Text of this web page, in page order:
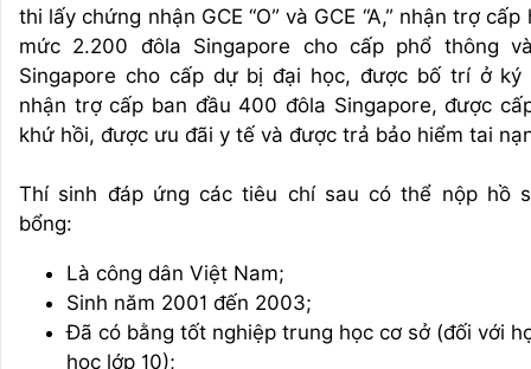
thi lấy chứng nhận GCE “O” và GCE “A,” nhận trợ
mức 2.200 đôla Singapore cho cấp phổ thông
Singapore cho cấp dự bị đại học, được bố trí ở ký
nhận trợ cấp ban đầu 400 đôla Singapore, được
khứ hồi, được ưu đãi y tế và được trả bảo hiểm tai
Thí sinh đáp ứng các tiêu chí sau có thể nộp hồ
bổng:
Là công dân Việt Nam;
Sinh năm 2001 đến 2003;
Đã có bằng tốt nghiệp trung học cơ sở (đối với
học lớp 10);